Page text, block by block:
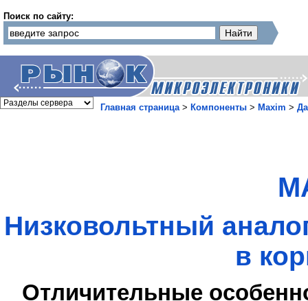
Поиск по сайту:
Главная страница> Компоненты > Maxim >
Низковольтный
в
Отличительные